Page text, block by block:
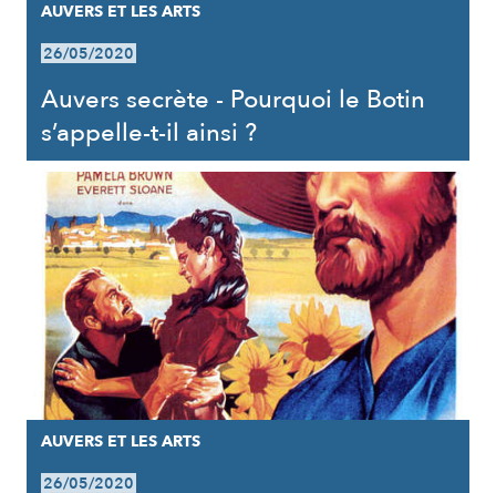
AUVERS ET LES ARTS
26/05/2020
Auvers secrète - Pourquoi le Botin
s’appelle-t-il ainsi ?
AUVERS ET LES ARTS
26/05/2020